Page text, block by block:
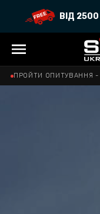
ВІД 2500
ПРОЙТИ ОПИТУВАННЯ -